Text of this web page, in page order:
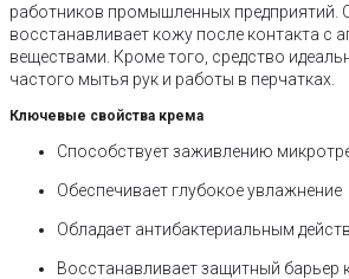
работников промышленных предприятий.
восстанавливает кожу после контакта с
веществами. Кроме того, средство
частого мытья рук и работы в перчатках.
Ключевые свойства крема
Способствует заживлению
Обеспечивает глубокое увлажнение
Обладает антибактериальным
Восстанавливает защитный барьер